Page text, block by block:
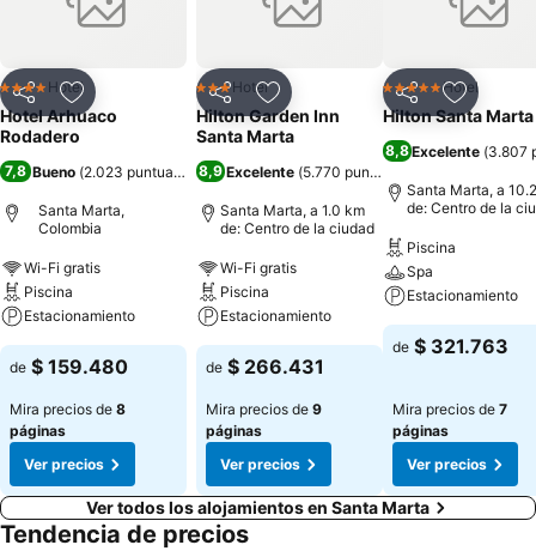
CompartirAgregar a favoritos
4 EstrellasHotel
Hotel Arhuaco
Rodadero
7,8 Bueno (2.023 puntuaciones)
Santa Marta,
Colombia
Wi-Fi gratis
Piscina
Estacionamiento
de $ 159.480
Mira precios de 8
páginas
Ver precios
CompartirAgregar a favoritos
3 Estrellas
Hotel
Hilton Garden Inn
Santa Marta
8,9 Excelente (5.770 puntuaciones
Santa Marta, a 1.0 km
de: Centro de la ciudad
Wi-Fi gratis
Piscina
Estacionamiento
de $ 266.431
Mira precios de 9
páginas
Ver precios
CompartirAgregar
5 EstrellasHotel
Hilton Santa Marta
8,8Excelente (3.807
Santa Marta, a
de: Centro de la
Piscina
Spa
Estacionamiento
de $ 321.763
Mira precios de 7
páginas
Ver precios
Ver todos los alojamientos en Santa Marta
Tendencia de precios